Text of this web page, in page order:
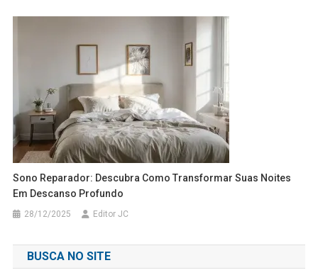
Sono Reparador: Descubra Como Transformar Suas Noites
Em Descanso Profundo
28/12/2025 Editor JC
BUSCA NO SITE